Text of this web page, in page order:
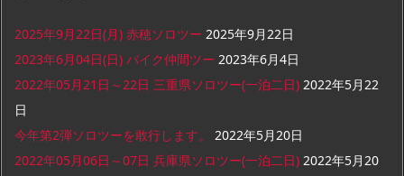
2025年9月22日(月) 赤穂ソロツー 2025年9月22日
2023年6月04日(日) バイク仲間ツー 2023年6月4日
2022年05月21日～22日 三重県ソロツー(一泊二日) 2022年5月22
日
今年第2弾ソロツーを敢行します。
2022年5月20日
2022年05月06日～07日 兵庫県ソロツー(一泊二日) 2022年5月20